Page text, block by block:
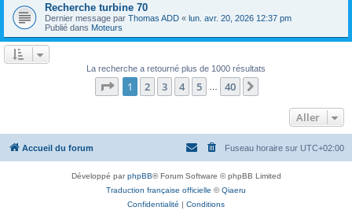
Recherche turbine 70
Dernier message par Thomas ADD « lun. avr. 20, 2026 12:37 pm
Publié dans Moteurs
La recherche a retourné plus de 1000 résultats
Page 1sur40
1 2 3 4 5 40
Aller
Accueil du forum Fuseau horaire sur UTC+02:00
Développé parphpBB® Forum Software © phpBB Limited
Traduction française officielle ©Qiaeru
Confidentialité | Conditions